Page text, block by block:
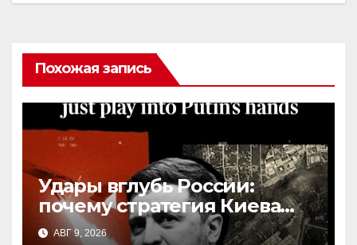
Похожая запись
Удары вглубь России:
почему стратегия Киева
может дать обратный
АВГ 9, 2026